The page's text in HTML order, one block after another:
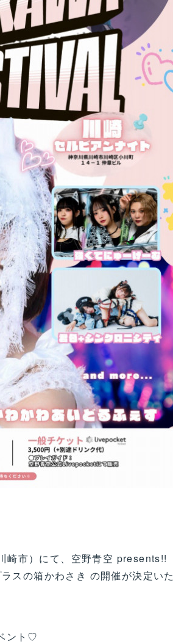
崎市）にて、空野青空 presents!!
スの箱かわさき の開催が決定いた
ント♡